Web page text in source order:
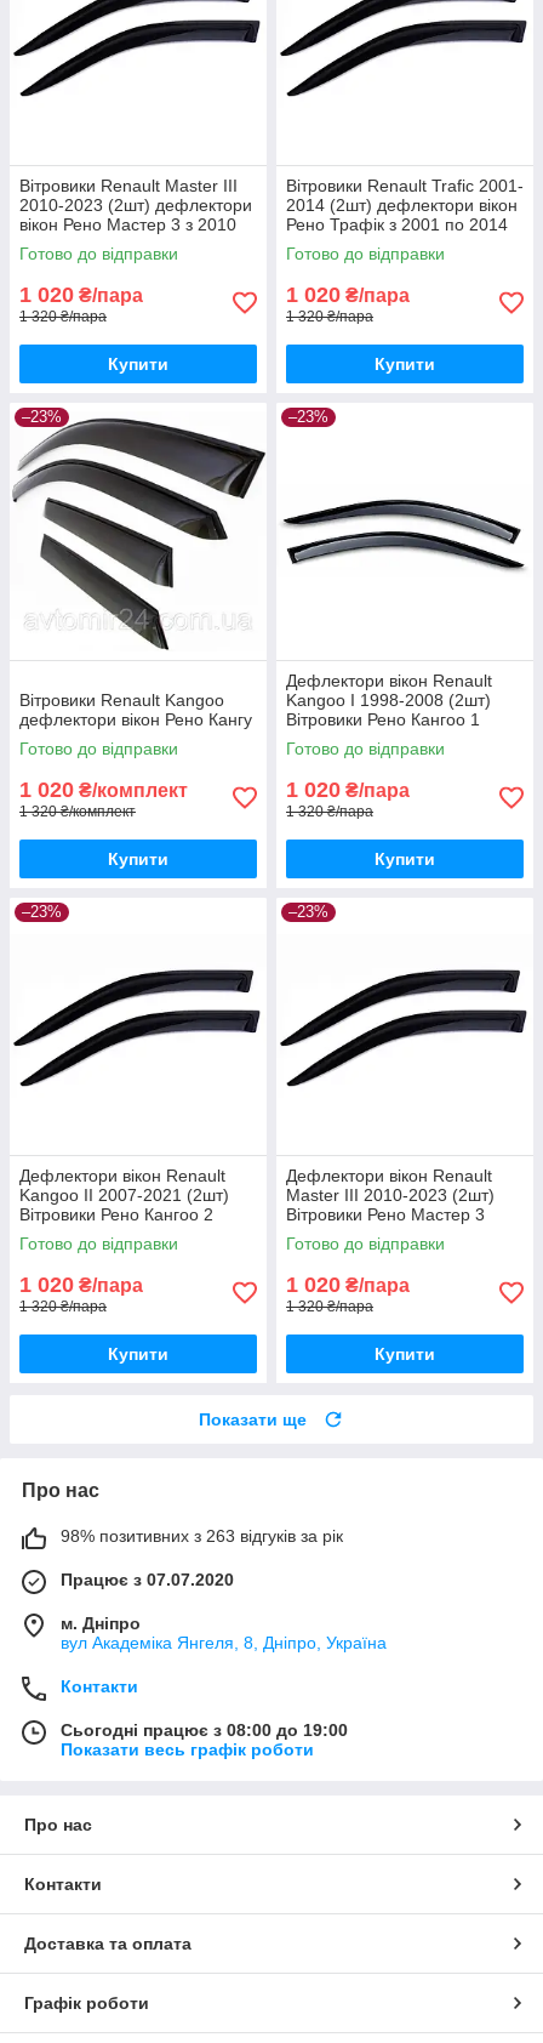
Вітровики Renault Master III
2010-2023 (2шт) дефлектори
вікон Рено Мастер 3 з 2010
по 2023 (передні 2шт)
Готово до відправки
1 020 ₴/пара
1 320 ₴/пара
Купити
Вітровики Renault Trafic 2001-
2014 (2шт) дефлектори вікон
Рено Трафік з 2001 по 2014
(передні 2шт)
Готово до відправки
1 020 ₴/пара
1 320 ₴/пара
Купити
–23%
Вітровики Renault Kangoo
дефлектори вікон Рено Кангу
Готово до відправки
1 020 ₴/комплект
1 320 ₴/комплект
Купити
–23%
Дефлектори вікон Renault
Kangoo I 1998-2008 (2шт)
Вітровики Рено Кангоо 1
дефлектори (2шт) з 1998 по
2008
Готово до відправки
1 020 ₴/пара
1 320 ₴/пара
Купити
–23%
Дефлектори вікон Renault
Kangoo II 2007-2021 (2шт)
Вітровики Рено Кангоо 2
дефлектори (2шт) з 2007 по
2021
Готово до відправки
1 020 ₴/пара
1 320 ₴/пара
Купити
–23%
Дефлектори вікон Renault
Master III 2010-2023 (2шт)
Вітровики Рено Мастер 3
дефлектори (2шт) з 2010 по
2023
Готово до відправки
1 020 ₴/пара
1 320 ₴/пара
Купити
Показати ще
Про нас
98% позитивних з 263 відгуків за рік
Працює з 07.07.2020
м. Дніпро
вул Академіка Янгеля, 8, Дніпро, Україна
Контакти
Сьогодні працює з 08:00 до 19:00
Показати весь графік роботи
Про нас
Контакти
Доставка та оплата
Графік роботи